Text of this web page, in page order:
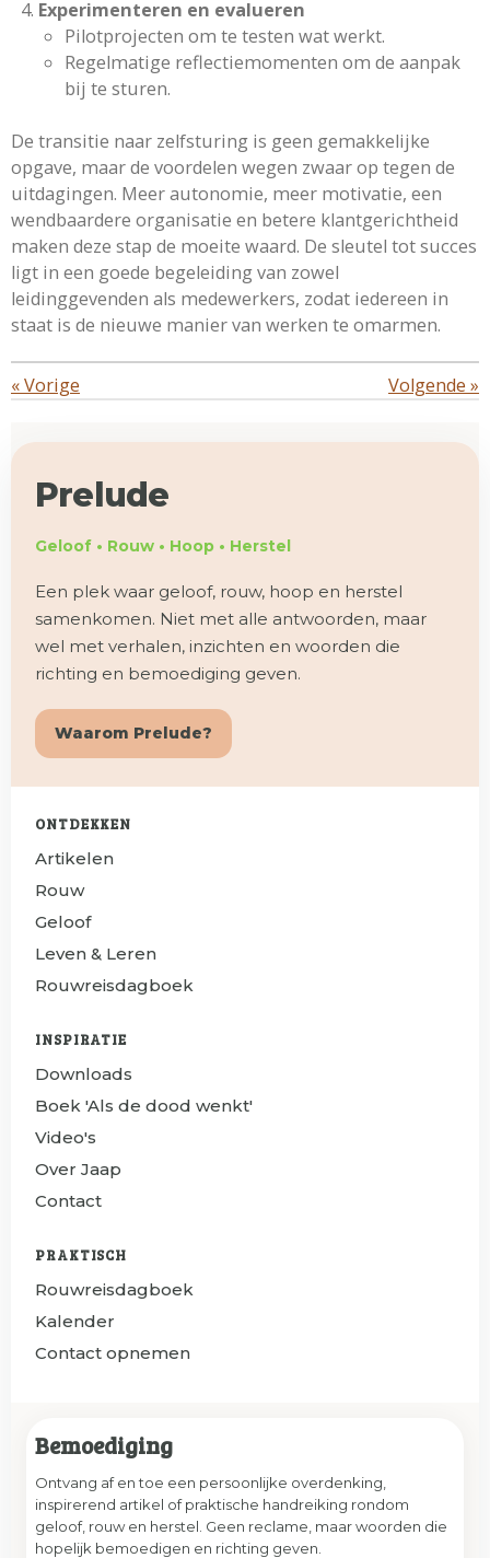
Experimenteren en evalueren
Pilotprojecten om te testen wat werkt.
Regelmatige reflectiemomenten om de aanpak
bij te sturen.
De transitie naar zelfsturing is geen gemakkelijke
opgave, maar de voordelen wegen zwaar op tegen de
uitdagingen. Meer autonomie, meer motivatie, een
wendbaardere organisatie en betere klantgerichtheid
maken deze stap de moeite waard. De sleutel tot succes
ligt in een goede begeleiding van zowel
leidinggevenden als medewerkers, zodat iedereen in
staat is de nieuwe manier van werken te omarmen.
«Vorige Volgende »
Prelude
Geloof • Rouw • Hoop • Herstel
Een plek waar geloof, rouw, hoop en herstel
samenkomen. Niet met alle antwoorden, maar
wel met verhalen, inzichten en woorden die
richting en bemoediging geven.
Waarom Prelude?
ONTDEKKEN
Artikelen
Rouw
Geloof
Leven & Leren
Rouwreisdagboek
INSPIRATIE
Downloads
Boek 'Als de dood wenkt'
Video's
Over Jaap
Contact
PRAKTISCH
Rouwreisdagboek
Kalender
Contact opnemen
Bemoediging
Ontvang af en toe een persoonlijke overdenking,
inspirerend artikel of praktische handreiking rondom
geloof, rouw en herstel. Geen reclame, maar woorden die
hopelijk bemoedigen en richting geven.